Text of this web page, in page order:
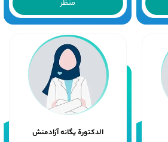
منظر
الدکتورة یگانه آزادمنش